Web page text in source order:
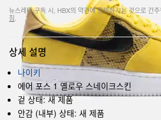
뉴스레터 구독 시, HBX의 약관에 동의하시는 것으로 간주
침
상세 설명
나이키
에어 포스 1 옐로우 스네이크스킨
겉 상태: 새 제품
안감 (내부) 상태: 새 제품